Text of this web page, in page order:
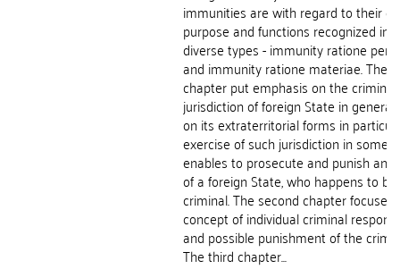
immunities are with regard to their
purpose and functions recognized in
diverse types - immunity ratione
and immunity ratione materiae. The
chapter put emphasis on the criminal
jurisdiction of foreign State in general
on its extraterritorial forms in
exercise of such jurisdiction in some
enables to prosecute and punish an
of a foreign State, who happens to
criminal. The second chapter focuses
concept of individual criminal
and possible punishment of the
The third chapter...